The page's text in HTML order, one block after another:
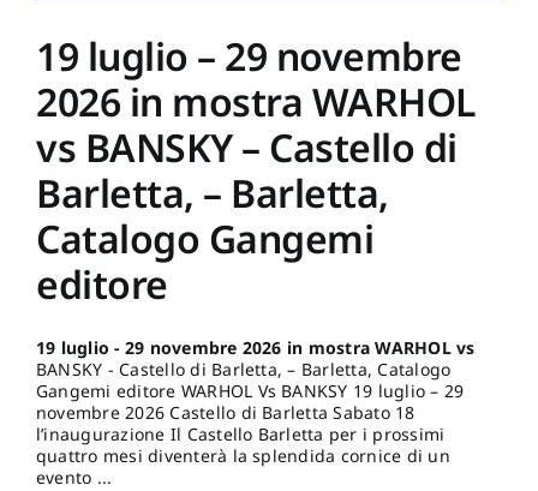
METAMORFOSI,
Gangemi
19 luglio – 29 novembre
2026 in mostra WARHOL
vs BANSKY – Castello di
Barletta, – Barletta,
Catalogo Gangemi
editore
19 luglio - 29 novembre 2026 in mostra WARHOL vs
BANSKY - Castello di Barletta, – Barletta, Catalogo
Gangemi editore WARHOL Vs BANKSY 19 luglio – 29
novembre 2026 Castello di Barletta Sabato 18
l’inaugurazione Il Castello Barletta per i prossimi
quattro mesi diventerà la splendida cornice di un
evento ...